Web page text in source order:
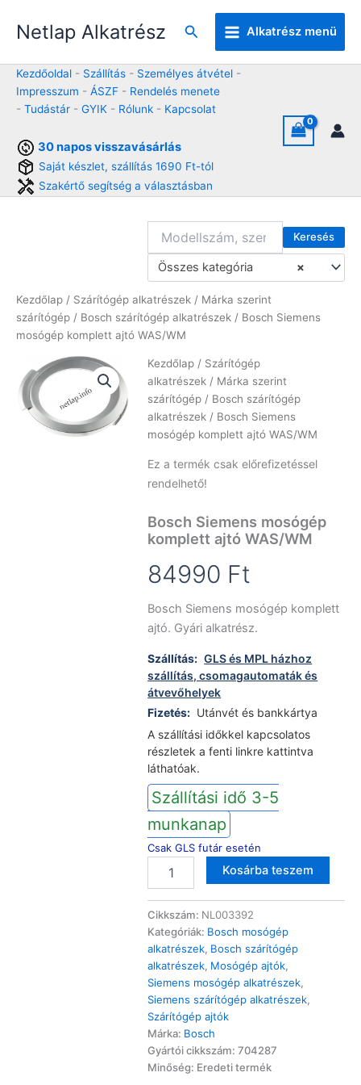
Netlap Alkatrész Keresés Alkatrész menü
Kezdőoldal - Szállítás - Személyes átvétel -
Impresszum - ÁSZF - Rendelés menete
- Tudástár - GYIK - Rólunk - Kapcsolat
30 napos visszavásárlás
Saját készlet, szállítás 1690 Ft-tól
Szakértő segítség a választásban
Keresés
×
Összes kategória
Kezdőlap / Szárítógép alkatrészek / Márka szerint
szárítógép / Bosch szárítógép alkatrészek / Bosch Siemens
mosógép komplett ajtó WAS/WM
Kezdőlap / Szárítógép
alkatrészek / Márka szerint
szárítógép / Bosch szárítógép
alkatrészek / Bosch Siemens
mosógép komplett ajtó WAS/WM
Ez a termék csak előrefizetéssel
rendelhető!
Bosch Siemens mosógép
komplett ajtó WAS/WM
84990 Ft
Bosch Siemens mosógép komplett
ajtó. Gyári alkatrész.
Szállítás: GLS és MPL házhoz
szállítás, csomagautomaták és
átvevőhelyek
Fizetés: Utánvét és bankkártya
A szállítási időkkel kapcsolatos
részletek a fenti linkre kattintva
láthatóak.
Szállítási idő 3-5
munkanap
Csak GLS futár esetén
Siemens
komplett
ajtó
WAS/WM
mennyiség
Kosárba teszem
Cikkszám: NL003392
Kategóriák: Bosch mosógép
alkatrészek, Bosch szárítógép
alkatrészek, Mosógép ajtók,
Siemens mosógép alkatrészek,
Siemens szárítógép alkatrészek,
Szárítógép ajtók
Márka: Bosch
Gyártói cikkszám: 704287
Minőség: Eredeti termék